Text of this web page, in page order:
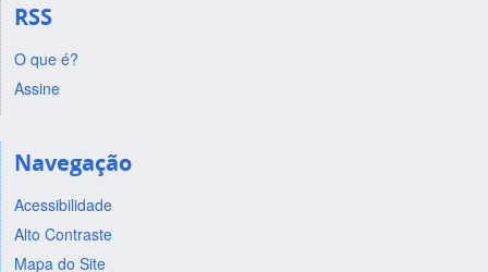
RSS
O que é?
Assine
Navegação
Acessibilidade
Alto Contraste
Mapa do Site